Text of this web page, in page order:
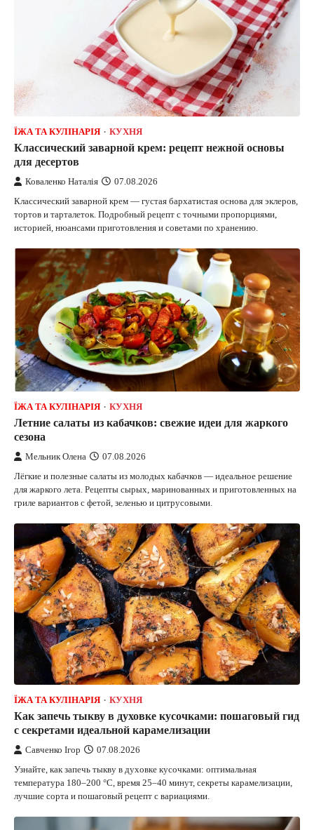
ЇЖА ТА КУЛІНАРІЯ КУХНЯ
Классический заварной крем: рецепт нежной основы
для десертов
Коваленко Наталія 07.08.2026
Классический заварной крем — густая бархатистая основа для эклеров,
тортов и тарталеток. Подробный рецепт с точными пропорциями,
историей, нюансами приготовления и советами по хранению.
ЇЖА ТА КУЛІНАРІЯ КУХНЯ
Летние салаты из кабачков: свежие идеи для жаркого
сезона
Мельник Олена 07.08.2026
Лёгкие и полезные салаты из молодых кабачков — идеальное решение
для жаркого лета. Рецепты сырых, маринованных и приготовленных на
гриле вариантов с фетой, зеленью и цитрусовыми.
ЇЖА ТА КУЛІНАРІЯ КУХНЯ
Как запечь тыкву в духовке кусочками: пошаговый гид
с секретами идеальной карамелизации
Савченко Ігор 07.08.2026
Узнайте, как запечь тыкву в духовке кусочками: оптимальная
температура 180–200 °C, время 25–40 минут, секреты карамелизации,
лучшие сорта и пошаговый рецепт с вариациями.